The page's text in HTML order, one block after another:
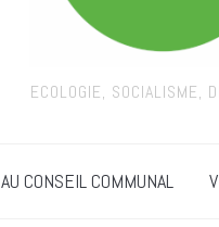
ECOLOGIE, SOCIALISME,
AU CONSEIL COMMUNAL